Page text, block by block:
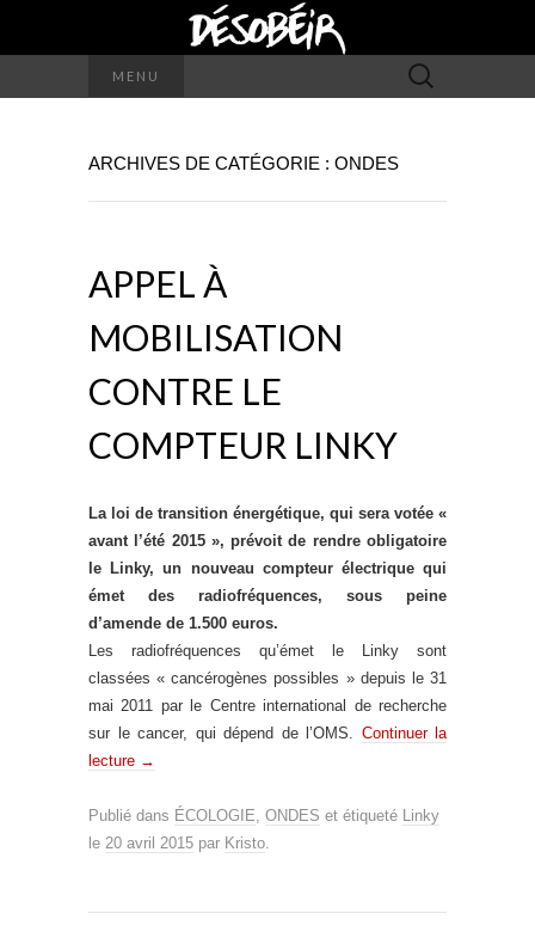
MENU Rechercher :
ARCHIVES DE CATÉGORIE : ONDES
APPEL À
MOBILISATION
CONTRE LE
COMPTEUR LINKY
La loi de transition énergétique, qui sera votée «
avant l’été 2015 », prévoit de rendre obligatoire
le Linky, un nouveau compteur électrique qui
émet des radiofréquences, sous peine
d’amende de 1.500 euros.
Les radiofréquences qu’émet le Linky sont
classées « cancérogènes possibles » depuis le 31
mai 2011 par le Centre international de recherche
sur le cancer, qui dépend de l’OMS. Continuer la
lecture →
Publié dans ÉCOLOGIE ONDES et étiqueté
Linky
le 20 avril 2015 par Kristo